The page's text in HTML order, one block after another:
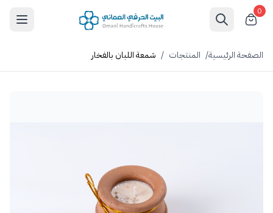
0
الصفحة الرئيسية/ المنتجات / شمعة اللبان بالفخار